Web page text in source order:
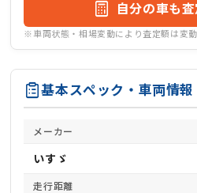
自分の車も
※車両状態・相場変動により査定額は変
基本スペック・車両情報
メーカー
いすゞ
走行距離